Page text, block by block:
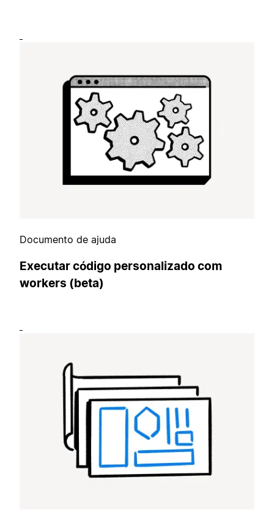
Documento de ajuda
Executar código personalizado com
workers (beta)